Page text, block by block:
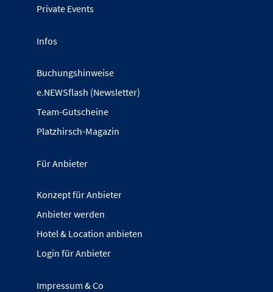
Private Events
Infos
Buchungshinweise
e.NEWSflash (Newsletter)
Team-Gutscheine
Platzhirsch-Magazin
Für Anbieter
Konzept für Anbieter
Anbieter werden
Hotel & Location anbieten
Login für Anbieter
Impressum & Co